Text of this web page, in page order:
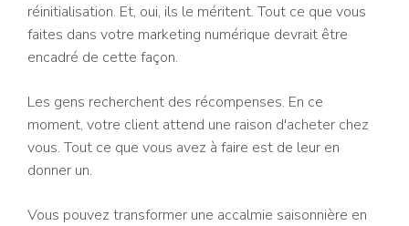
réinitialisation. Et, oui, ils le méritent. Tout ce que vous
faites dans votre marketing numérique devrait être
encadré de cette façon.
Les gens recherchent des récompenses. En ce
moment, votre client attend une raison d'acheter chez
vous. Tout ce que vous avez à faire est de leur en
donner un.
Vous pouvez transformer une accalmie saisonnière en